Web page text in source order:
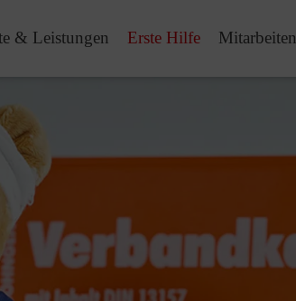
& Leistungen Erste Hilfe Mitarbeiten